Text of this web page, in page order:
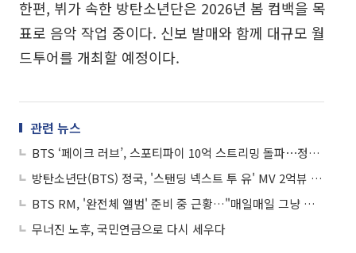
한편, 뷔가 속한 방탄소년단은 2026년 봄 컴백을 목
표로 음악 작업 중이다. 신보 발매와 함께 대규모 월
드투어를 개최할 예정이다.
관련 뉴스
BTS ‘페이크 러브’, 스포티파이 10억 스트리밍 돌파⋯정국도 겹경사
방탄소년단(BTS) 정국, '스탠딩 넥스트 투 유' MV 2억뷰 돌파
BTS RM, '완전체 앨범' 준비 중 근황…"매일매일 그냥 달려가는 중"
무너진 노후, 국민연금으로 다시 세우다